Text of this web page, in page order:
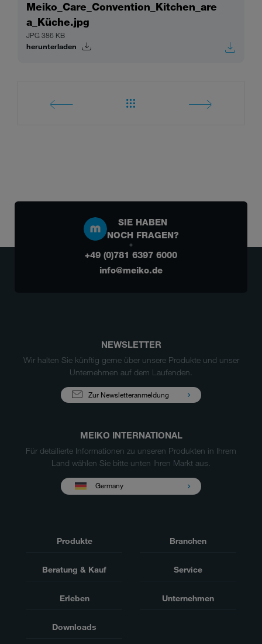
Meiko_Care_Convention_Kitchen_are
a_Küche.jpg
JPG 386 KB
herunterladen
SIE HABEN
NOCH FRAGEN?
+49 (0)781 6397 6000
info@meiko.de
NEWSLETTER
Wir halten Sie künftig gerne über unsere Produkte und unser
Unternehmen auf dem Laufenden.
Zur Newsletteranmeldung
MEIKO INTERNATIONAL
Für detailierte Informationen zu unseren Produkten in Ihrem
Land wählen Sie bitte unten Ihren Markt aus.
Germany
Produkte Branchen
Beratung & Kauf Service
Erleben Unternehmen
Downloads